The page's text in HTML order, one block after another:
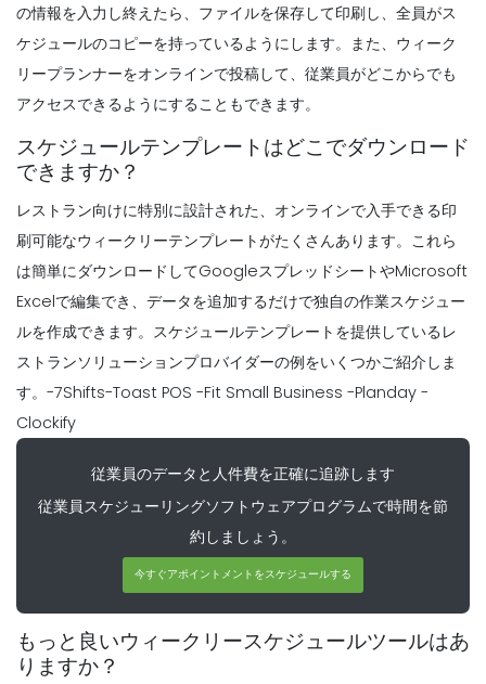
Scheduling
5 週間最優秀従業員スケジュールテンプレ
ートを選択するためのヒントレストラン内
ード
Scheduling
それはプロジェクト計画に来るとき、何の
ために見てみる正しく行われ
Michelle Jaco Oct 12, 2020
Scheduling
作業スケジュール・プランナの主なメリッ
Michelle Jaco Oct 12, 2020
Scheduling
柔軟な作業スケジュールの長所雇用主は、
従業員が柔軟な時間を働くことを許可
Michelle Jaco Oct 12, 2020
の情報を入力し終えたら、ファイルを保存して印刷し、全員がス
ケジュールのコピーを持っているようにします。また、ウィーク
リープランナーをオンラインで投稿して、従業員がどこからでも
アクセスできるようにすることもできます。
スケジュールテンプレートはどこでダウンロード
できますか？
レストラン向けに特別に設計された、オンラインで入手できる印
刷可能なウィークリーテンプレートがたくさんあります。これら
は簡単にダウンロードしてGoogleスプレッドシートやMicrosoft
Excelで編集でき、データを追加するだけで独自の作業スケジュー
ルを作成できます。スケジュールテンプレートを提供しているレ
ストランソリューションプロバイダーの例をいくつかご紹介しま
す。 -7Shifts-Toast POS -Fit Small Business -Planday -
Clockify
従業員のデータと人件費を正確に追跡します
従業員スケジューリングソフトウェアプログラムで時間を節
約しましょう。
今すぐアポイントメントをスケジュールする
もっと良いウィークリースケジュールツールはあ
りますか？